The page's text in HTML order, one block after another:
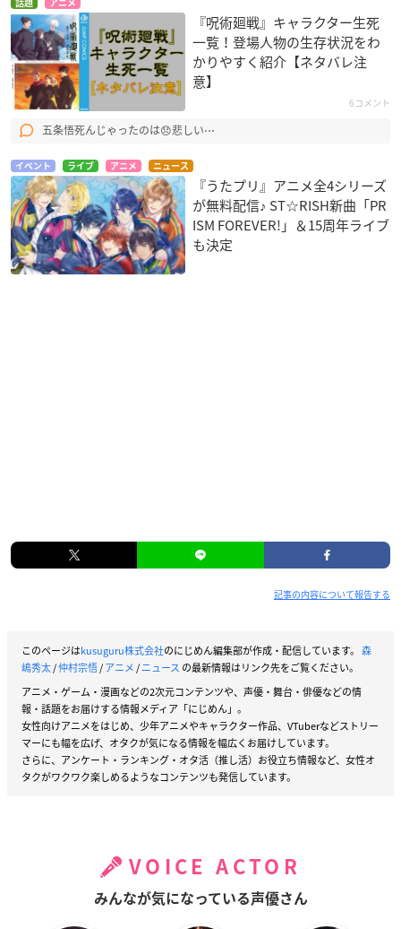
話題 アニメ
『呪術廻戦』キャラクター生死
一覧！登場人物の生存状況をわ
かりやすく紹介【ネタバレ注
意】
6コメント
五条悟死んじゃったのは😞悲しい⋯
イベント ライブ アニメ ニュース
『うたプリ』アニメ全4シリーズ
が無料配信♪ ST☆RISH新曲「PR
ISM FOREVER!」＆15周年ライブ
も決定
記事の内容について報告する
このページはkusuguru株式会社のにじめん編集部が作成・配信しています。 森
嶋秀太/仲村宗悟/アニメ/ニュース の最新情報はリンク先をご覧ください。
アニメ・ゲーム・漫画などの2次元コンテンツや、声優・舞台・俳優などの情
報・話題をお届けする情報メディア「にじめん」。
女性向けアニメをはじめ、少年アニメやキャラクター作品、VTuberなどストリー
マーにも幅を広げ、オタクが気になる情報を幅広くお届けしています。
さらに、アンケート・ランキング・オタ活（推し活）お役立ち情報など、女性オ
タクがワクワク楽しめるようなコンテンツも発信しています。
VOICE ACTOR
みんなが気になっている声優さん